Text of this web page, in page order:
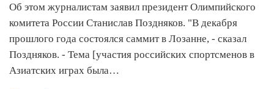
Об этом журналистам заявил президент Олимпийского
комитета России Станислав Поздняков. "В декабря
прошлого года состоялся саммит в Лозанне, - сказал
Поздняков. - Тема [участия российских спортсменов в
Азиатских играх была…